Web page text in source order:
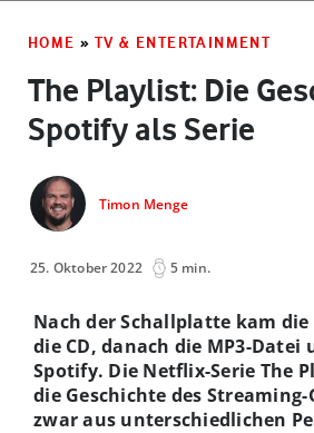
HOME » TV & ENTERTAINMENT
The Playlist: Die
Spotify als Serie
Timon Menge
25. Oktober 2022 5 min.
Nach der Schallplatte kam
die CD, danach die MP3-Datei
Spotify. Die Netflix-Serie The
die Geschichte des
zwar aus unterschiedlichen